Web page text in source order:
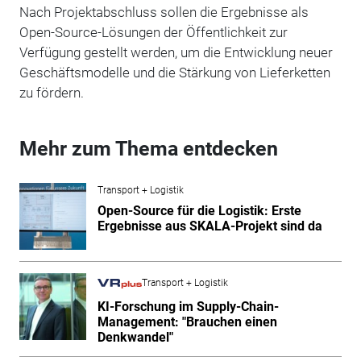
Nach Projektabschluss sollen die Ergebnisse als
Open-Source-Lösungen der Öffentlichkeit zur
Verfügung gestellt werden, um die Entwicklung neuer
Geschäftsmodelle und die Stärkung von Lieferketten
zu fördern.
Mehr zum Thema entdecken
Transport + Logistik
Open-Source für die Logistik: Erste
Ergebnisse aus SKALA-Projekt sind da
Transport + Logistik
KI-Forschung im Supply-Chain-
Management: "Brauchen einen
Denkwandel"